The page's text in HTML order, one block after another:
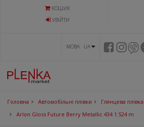
КОШИК
УВIЙТИ
МОВА UA
Головна Автомобільні плівки
Глянцева плівка
Arlon Gloss Future Berry Metallic 434 1.524 m